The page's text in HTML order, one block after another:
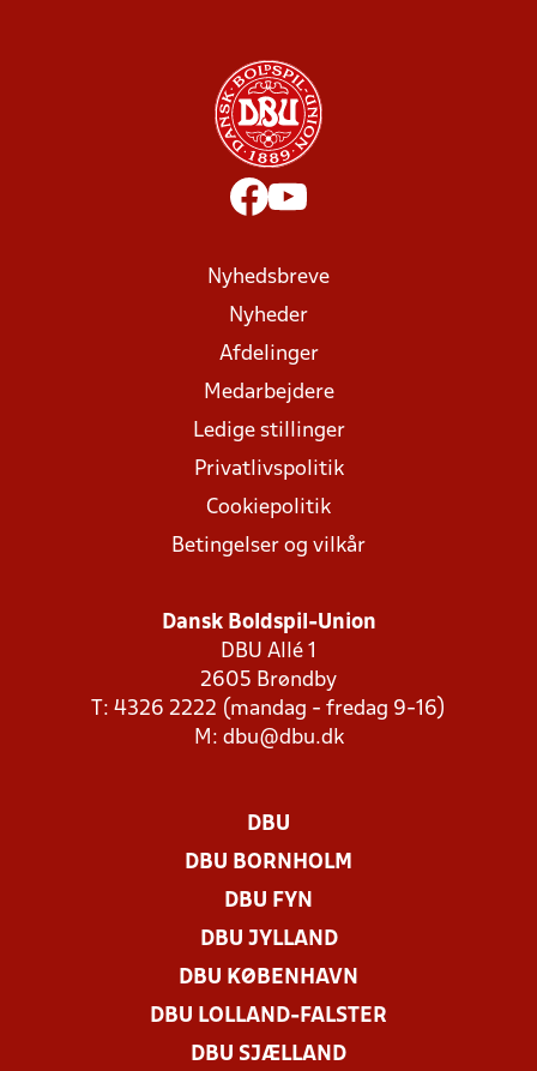
Nyhedsbreve
Nyheder
Afdelinger
Medarbejdere
Ledige stillinger
Privatlivspolitik
Cookiepolitik
Betingelser og vilkår
Dansk Boldspil-Union
DBU Allé 1
2605 Brøndby
T: 4326 2222 (mandag - fredag 9-16)
M: dbu@dbu.dk
DBU
DBU BORNHOLM
DBU FYN
DBU JYLLAND
DBU KØBENHAVN
DBU LOLLAND-FALSTER
DBU SJÆLLAND